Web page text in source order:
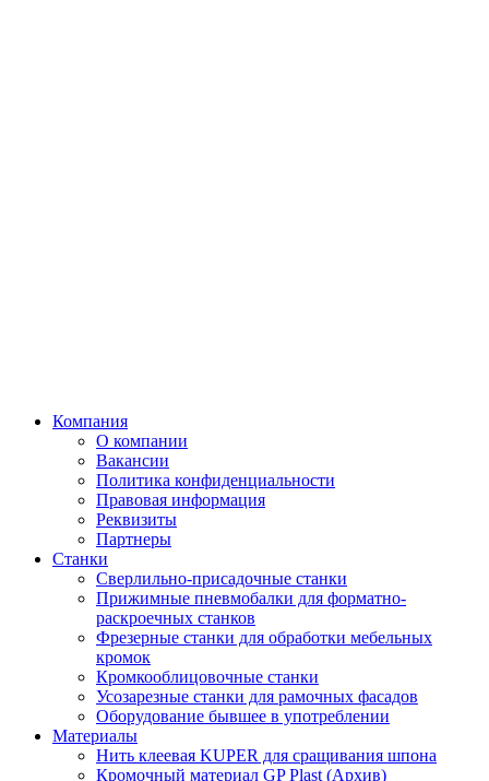
Компания
О компании
Вакансии
Политика конфиденциальности
Правовая информация
Реквизиты
Партнеры
Станки
Сверлильно-присадочные станки
Прижимные пневмобалки для форматно-
раскроечных станков
Фрезерные станки для обработки мебельных
кромок
Кромкооблицовочные станки
Усозарезные станки для рамочных фасадов
Оборудование бывшее в употреблении
Материалы
Нить клеевая KUPER для сращивания шпона
Кромочный материал GP Plast (Архив)